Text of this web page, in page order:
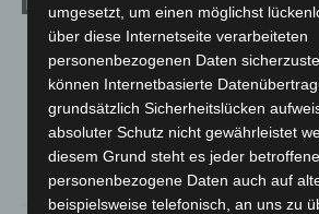
LANGENHAGEN
Klarer Himmel
21.9°C
umgesetzt, um einen möglichst
über diese Internetseite verarbeiteten
personenbezogenen Daten
können Internetbasierte
grundsätzlich Sicherheitslücken
absoluter Schutz nicht gewährleistet
diesem Grund steht es jeder
personenbezogene Daten auch auf
beispielsweise telefonisch, an uns zu